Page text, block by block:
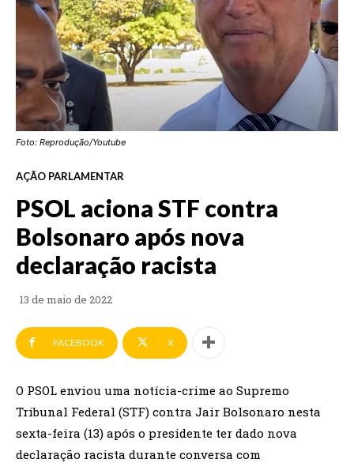
Foto: Reprodução/Youtube
AÇÃO PARLAMENTAR
PSOL aciona STF contra
Bolsonaro após nova
declaração racista
13 de maio de 2022
FACEBOOK X
O PSOL enviou uma notícia-crime ao Supremo
Tribunal Federal (STF) contra Jair Bolsonaro nesta
sexta-feira (13) após o presidente ter dado nova
declaração racista durante conversa com